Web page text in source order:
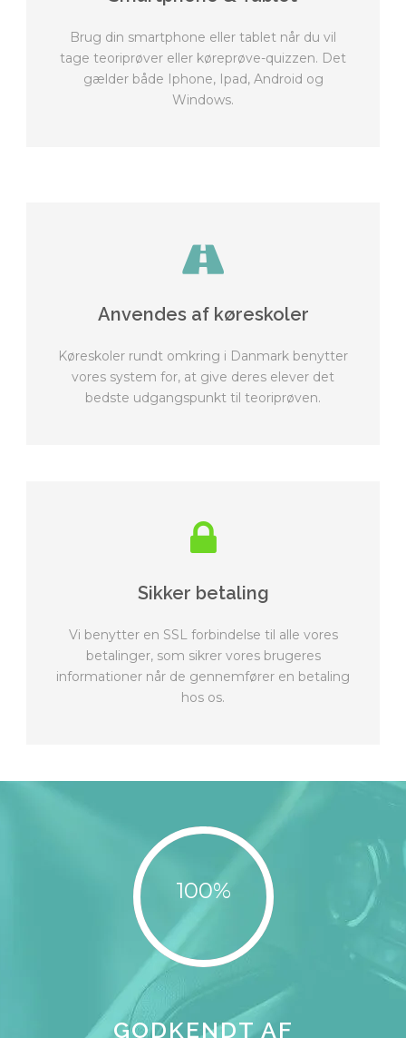
Brug din smartphone eller tablet når du vil
tage teoriprøver eller køreprøve-quizzen. Det
gælder både Iphone, Ipad, Android og
Windows.
Anvendes af køreskoler
Køreskoler rundt omkring i Danmark benytter
vores system for, at give deres elever det
bedste udgangspunkt til teoriprøven.
Sikker betaling
Vi benytter en SSL forbindelse til alle vores
betalinger, som sikrer vores brugeres
informationer når de gennemfører en betaling
hos os.
100%
GODKENDT AF